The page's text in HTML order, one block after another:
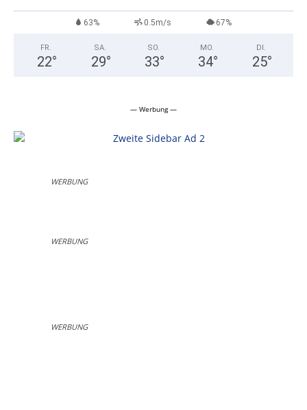
63% 0.5m/s 67%
FR.
22°
SA.
29°
SO.
33°
MO.
34°
DI.
25°
— Werbung —
WERBUNG
WERBUNG
WERBUNG